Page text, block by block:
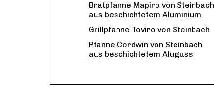
Bratpfanne Mapiro von Steinbach
aus beschichtetem Aluminium
Grillpfanne Toviro von Steinbach
Pfanne Cordwin von Steinbach
aus beschichtetem Aluguss